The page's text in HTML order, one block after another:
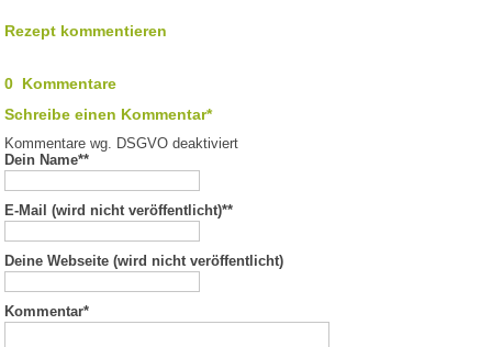
Rezept kommentieren
0 Kommentare
Schreibe einen Kommentar*
Kommentare wg. DSGVO deaktiviert
Dein Name**
E-Mail (wird nicht veröffentlicht)**
Deine Webseite (wird nicht veröffentlicht)
Kommentar*